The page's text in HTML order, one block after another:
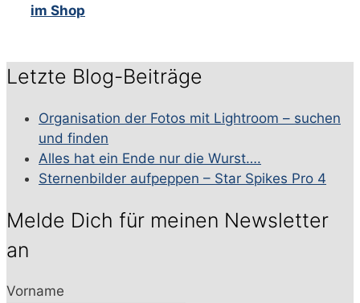
im Shop
Letzte Blog-Beiträge
Organisation der Fotos mit Lightroom – suchen
und finden
Alles hat ein Ende nur die Wurst….
Sternenbilder aufpeppen – Star Spikes Pro 4
Melde Dich für meinen Newsletter
an
Vorname